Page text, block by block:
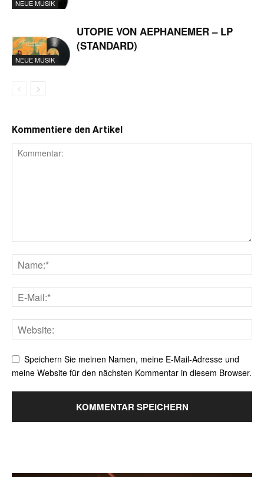
NEUE MUSIK
NEUE MUSIK
UTOPIE VON AEPHANEMER – LP
(STANDARD)
Kommentiere den Artikel
Speichern Sie meinen Namen, meine E-Mail-Adresse und
meine Website für den nächsten Kommentar in diesem Browser.